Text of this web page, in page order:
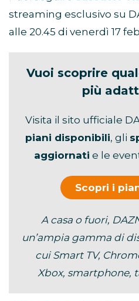
streaming esclusivo su
alle 20.45 di venerdì 17
Vuoi scoprire
più
Visita il sito ufficiale
piani disponibili, gli
aggiornati e le
Scopri i
A casa o fuori,
un’ampia gamma di
cui Smart TV,
Xbox, smartphone,